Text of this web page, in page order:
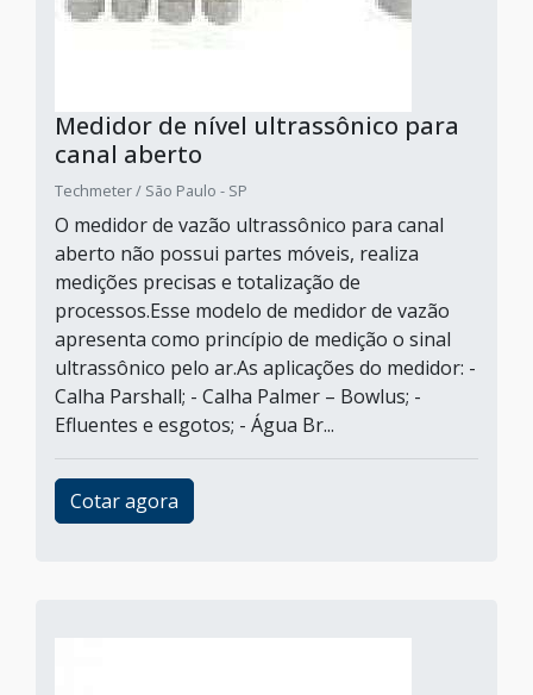
Medidor de nível ultrassônico para
canal aberto
Techmeter / São Paulo - SP
O medidor de vazão ultrassônico para canal
aberto não possui partes móveis, realiza
medições precisas e totalização de
processos.Esse modelo de medidor de vazão
apresenta como princípio de medição o sinal
ultrassônico pelo ar.As aplicações do medidor: -
Calha Parshall; - Calha Palmer – Bowlus; -
Efluentes e esgotos; - Água Br...
Cotar agora